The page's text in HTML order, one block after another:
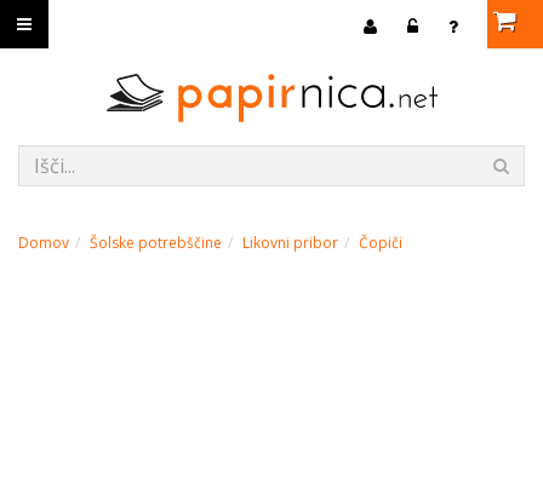
Domov Šolske potrebščine Likovni pribor Čopiči